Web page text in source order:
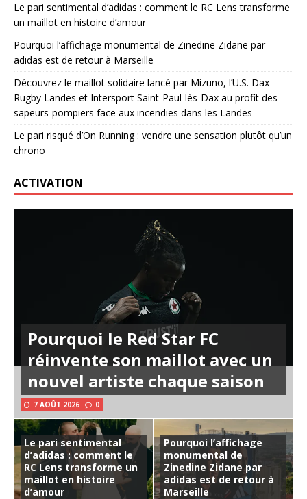
Le pari sentimental d’adidas : comment le RC Lens transforme
un maillot en histoire d’amour
Pourquoi l’affichage monumental de Zinedine Zidane par
adidas est de retour à Marseille
Découvrez le maillot solidaire lancé par Mizuno, l’U.S. Dax
Rugby Landes et Intersport Saint-Paul-lès-Dax au profit des
sapeurs-pompiers face aux incendies dans les Landes
Le pari risqué d’On Running : vendre une sensation plutôt qu’un
chrono
ACTIVATION
Pourquoi le Red Star FC
réinvente son maillot avec un
nouvel artiste chaque saison
7 AOÛT 2026 0
Le pari sentimental
d’adidas : comment le
RC Lens transforme un
maillot en histoire
d’amour
Pourquoi l’affichage
monumental de
Zinedine Zidane par
adidas est de retour à
Marseille